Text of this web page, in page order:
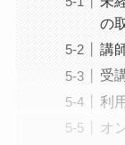
の
講
受
利
オ